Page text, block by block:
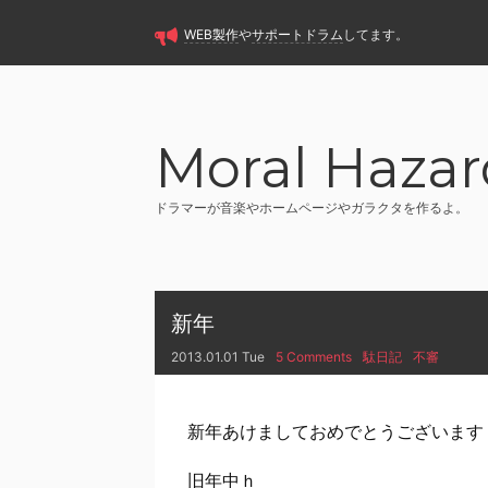
WEB製作やサポートドラム してます。
Moral
ドラマーが音楽やホームページやガラクタを作るよ。
新年
2013.01.01 Tue 5 Comments 駄日記 不審
新年あけましておめでとうございます
旧年中ｈ